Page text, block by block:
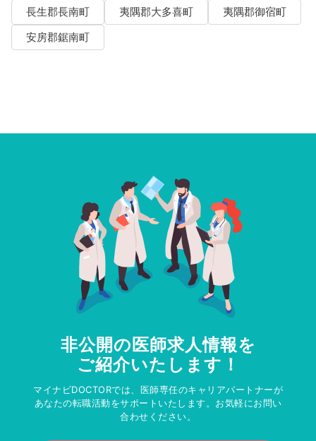
長生郡長南町
夷隅郡大多喜町
夷隅郡御宿町
安房郡鋸南町
非公開の医師求人情報を
ご紹介いたします！
マイナビDOCTORでは、医師専任のキャリアパートナーが
あなたの転職活動をサポートいたします。お気軽にお問い
合わせください。